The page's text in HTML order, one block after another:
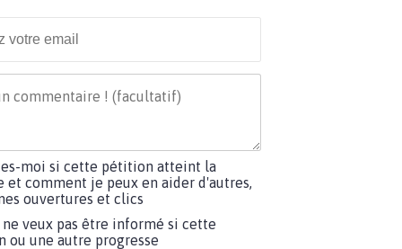
moi si cette pétition atteint la
et comment je peux en aider d'autres,
ouvertures et clics
ne veux pas être informé si cette
ou une autre progresse